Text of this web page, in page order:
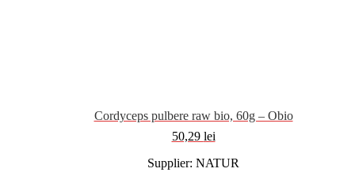
Cordyceps pulbere raw bio, 60g – Obio
50,29 lei
Supplier: NATUR